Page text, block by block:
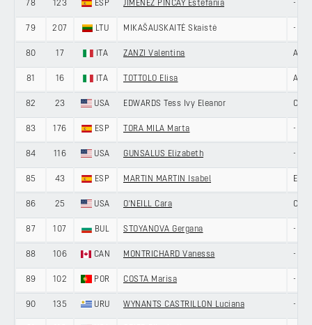
78 123 ESP JIMENEZ PINCAY Estefania -
79 207 LTU MIKAŠAUSKAITĖ Skaistė -
80 17 ITA ZANZI Valentina
81 16 ITA TOTTOLO Elisa
82 23 USA EDWARDS Tess Ivy Eleanor
83 176 ESP TORA MILA Marta -
84 116 USA GUNSALUS Elizabeth -
85 43 ESP MARTIN MARTIN Isabel
86 25 USA O'NEILL Cara
87 107 BUL STOYANOVA Gergana -
88 106 CAN MONTRICHARD Vanessa -
89 102 POR COSTA Marisa -
90 135 URU WYNANTS CASTRILLON Luciana -